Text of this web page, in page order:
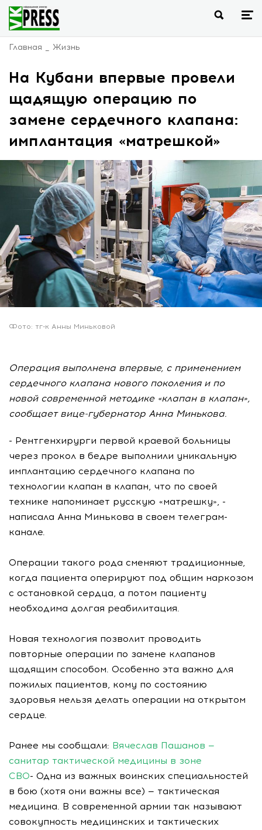
Главная Жизнь
На Кубани впервые провели
щадящую операцию по
замене сердечного клапана:
имплантация «матрешкой»
Фото: тг-к Анны Миньковой
Операция выполнена впервые, с применением
сердечного клапана нового поколения и по
новой современной методике «клапан в клапан»,
сообщает вице-губернатор Анна Минькова.
- Рентгенхирурги первой краевой больницы
через прокол в бедре выполнили уникальную
имплантацию сердечного клапана по
технологии клапан в клапан, что по своей
технике напоминает русскую «матрешку», -
написала Анна Минькова в своем телеграм-
канале.
Операции такого рода сменяют традиционные,
когда пациента оперируют под общим наркозом
с остановкой сердца, а потом пациенту
необходима долгая реабилитация.
Новая технология позволит проводить
повторные операции по замене клапанов
щадящим способом. Особенно эта важно для
пожилых пациентов, кому по состоянию
здоровья нельзя делать операции на открытом
сердце.
Ранее мы сообщали: Вячеслав Пашанов —
санитар тактической медицины в зоне
СВО- Одна из важных воинских специальностей
в бою (хотя они важны все) — тактическая
медицина. В современной армии так называют
совокупность медицинских и тактических